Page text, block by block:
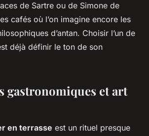
de Sartre ou de Simone de
cafés où l’on imagine encore les
d’antan. Choisir l’un de
déjà définir le ton de son
gastronomiques et art
en terrasse est un rituel presque